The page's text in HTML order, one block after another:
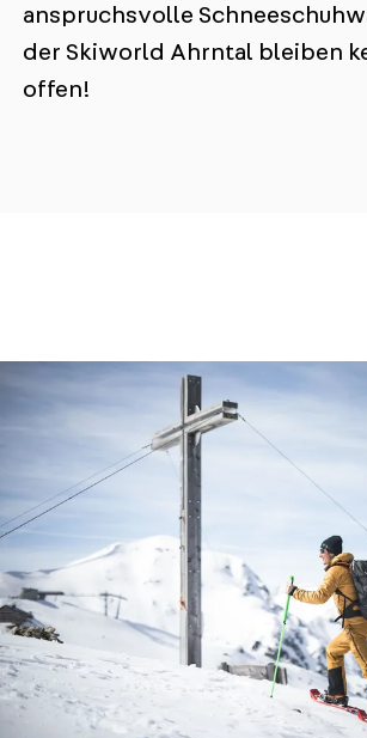
anspruchsvolle
der Skiworld Ahrntal bleiben
offen!